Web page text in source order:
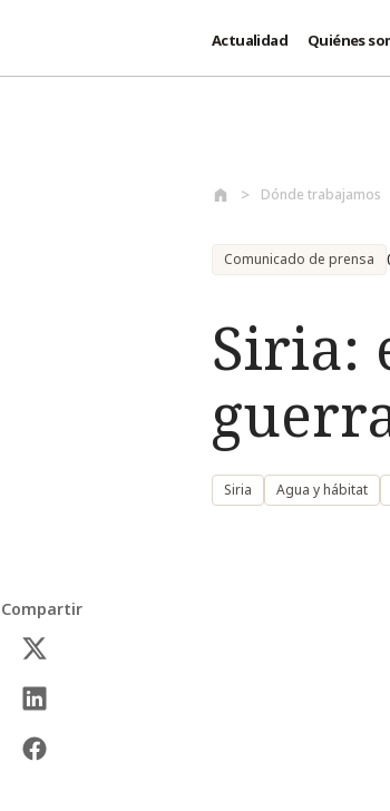
Actualidad Quiénes
Dónde trabajamos
Comunicado de prensa
Siria:
Siria Agua y hábitat
Compartir